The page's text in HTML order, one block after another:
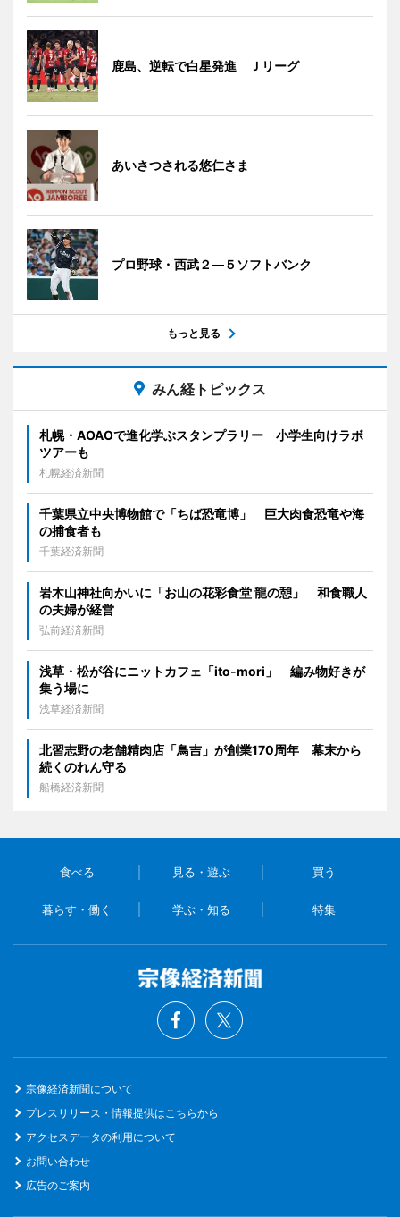
鹿島、逆転で白星発進 Ｊリーグ
あいさつされる悠仁さま
プロ野球・西武２―５ソフトバンク
もっと見る
みん経トピックス
札幌・AOAOで進化学ぶスタンプラリー 小学生向けラボ
ツアーも
札幌経済新聞
千葉県立中央博物館で「ちば恐竜博」 巨大肉食恐竜や海
の捕食者も
千葉経済新聞
岩木山神社向かいに「お山の花彩食堂 龍の憩」 和食職人
の夫婦が経営
弘前経済新聞
浅草・松が谷にニットカフェ「ito-mori」 編み物好きが
集う場に
浅草経済新聞
北習志野の老舗精肉店「鳥吉」が創業170周年 幕末から
続くのれん守る
船橋経済新聞
食べる 見る・遊ぶ 買う
暮らす・働く 学ぶ・知る 特集
宗像経済新聞について
プレスリリース・情報提供はこちらから
アクセスデータの利用について
お問い合わせ
広告のご案内